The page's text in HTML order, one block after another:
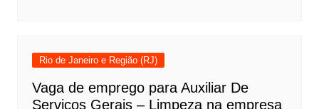
Rio de Janeiro e Região (RJ)
Vaga de emprego para Auxiliar De
Serviços Gerais – Limpeza na empresa